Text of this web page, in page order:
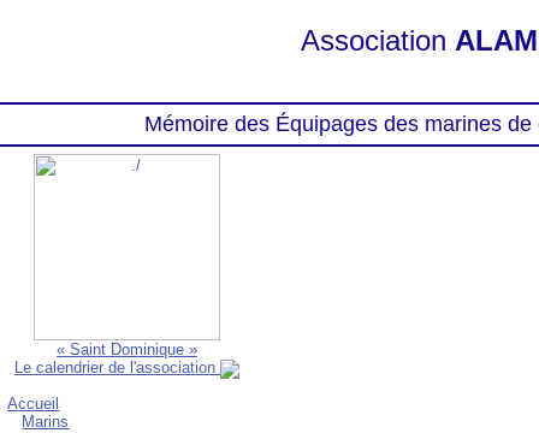
Association
Mémoire des Équipages des marines
« Saint Dominique »
Le calendrier de l'association
Accueil
Marins